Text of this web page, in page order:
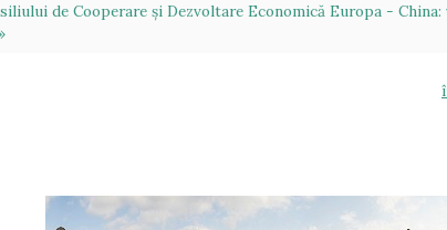
de Cooperare și Dezvoltare Economică Europa -